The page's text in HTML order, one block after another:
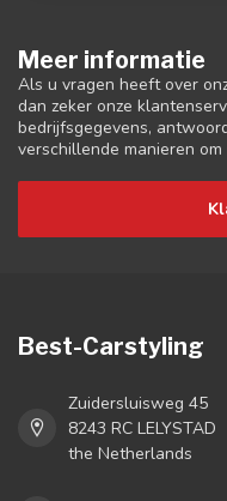
Meer informatie
Als u vragen heeft over
dan zeker onze
bedrijfsgegevens,
verschillende manieren
Best-Carstyling
Zuidersluisweg 45
8243 RC LELYSTAD
the Netherlands